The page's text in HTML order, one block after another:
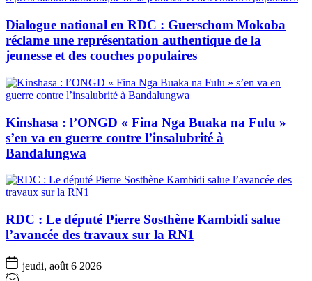
Dialogue national en RDC : Guerschom Mokoba
réclame une représentation authentique de la
jeunesse et des couches populaires
Kinshasa : l’ONGD « Fina Nga Buaka na Fulu »
s’en va en guerre contre l’insalubrité à
Bandalungwa
RDC : Le député Pierre Sosthène Kambidi salue
l’avancée des travaux sur la RN1
jeudi, août 6 2026